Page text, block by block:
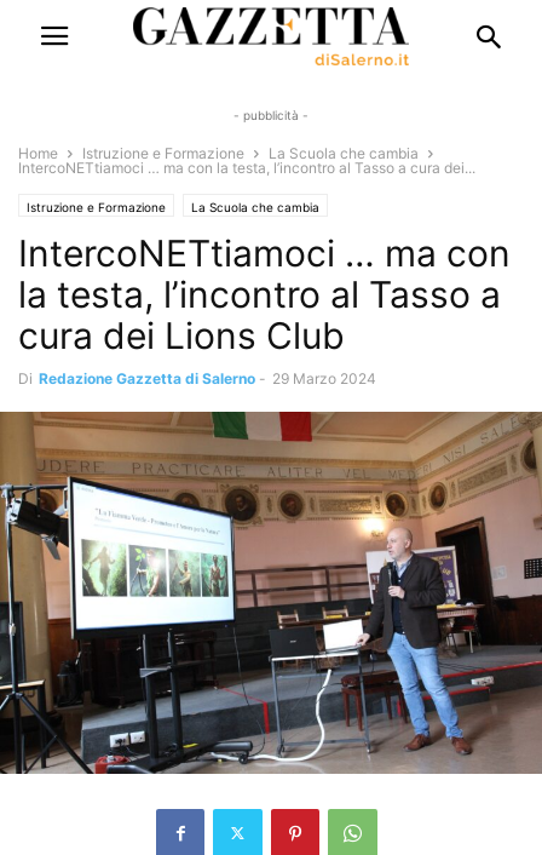
- pubblicità -
Home Istruzione e Formazione
La Scuola che cambia
IntercoNETtiamoci … ma con la testa, l’incontro al Tasso a cura dei...
Istruzione e Formazione La Scuola che cambia
IntercoNETtiamoci … ma con
la testa, l’incontro al Tasso a
cura dei Lions Club
Di Redazione Gazzetta di Salerno - 29 Marzo 2024